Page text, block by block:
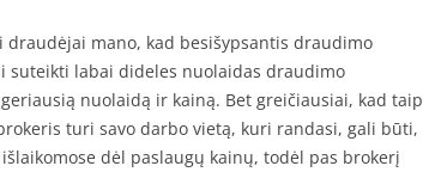
draudėjai mano, kad besišypsantis draudimo
suteikti labai dideles nuolaidas draudimo
nuolaidą ir kainą. Bet greičiausiai, kad taip
turi savo darbo vietą, kuri randasi, gali būti,
dėl paslaugų kainų, todėl pas brokerį